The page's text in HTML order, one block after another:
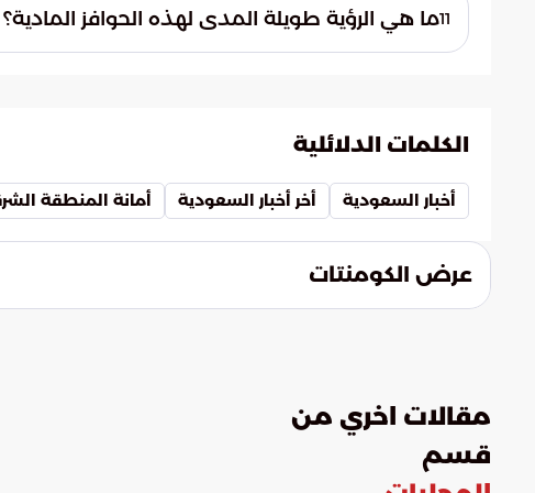
هذه القاعدة إلى حفظ حقوق كافة الأطراف
شفافية النظام ومصداقية البلاغات المقدمة من
11ما هي الرؤية طويلة المدى لهذه الحوافز المادية؟
مجتمعي يحافظ على جودة الحياة والمكتسبات
الكلمات الدلائلية
أخبار السعودية أخر أخبار السعودية أمانة المنطقة
عرض الكومنتات
مقالات اخري من
قسم